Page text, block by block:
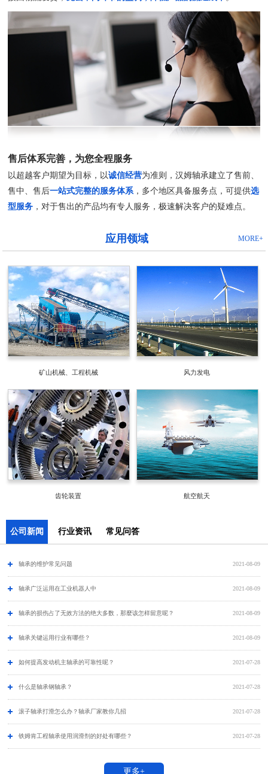
售后体系完善，为您全程服务
以超越客户期望为目标，以诚信经营为准则，汉姆轴承建立了售前、
售中、售后一站式完整的服务体系，多个地区具备服务点，可提供选
型服务 ，对于售出的产品均有专人服务，极速解决客户的疑难点。
MORE+
应用领域
矿山机械、工程机械 风力发电
齿轮装置 航空航天
公司新闻 行业资讯 常见问答
2021-08-09
轴承的维护常见问题
2021-08-09
​轴承广泛运用在工业机器人中
2021-08-09
轴承的损伤占了无效方法的绝大多数，那麼该怎样留意呢？
2021-08-09
轴承关键运用行业有哪些？
2021-07-28
如何提高发动机主轴承的可靠性呢？
2021-07-28
什么是轴承钢轴承？
2021-07-28
滚子轴承打滑怎么办？轴承厂家教你几招
2021-07-28
铁姆肯工程轴承使用润滑剂的好处有哪些？
更多+